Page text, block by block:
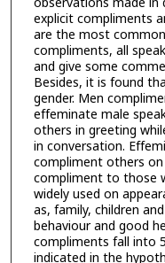
explicit compliments
are the most
compliments, all
and give some
Besides, it is found
gender. Men
effeminate male
others in greeting
in conversation.
compliment others
compliment to those
widely used on
as, family, children
behaviour and good
compliments fall into
indicated in the